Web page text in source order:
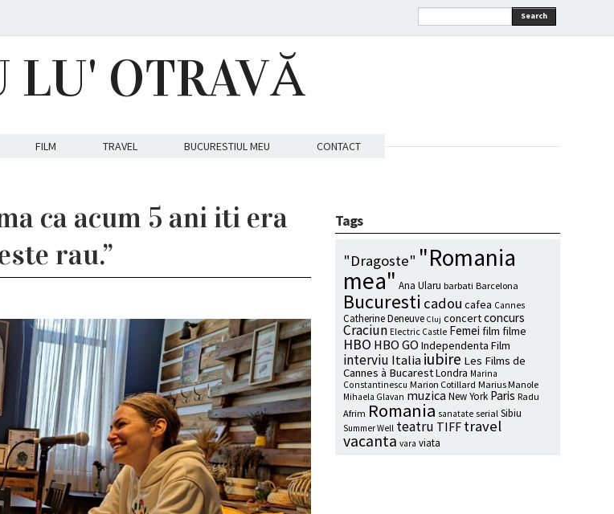
Search
LU' OTRAVĂ
FILM TRAVEL BUCURESTIUL MEU CONTACT
ca acum 5 ani iti era
rau.”
Tags
"Dragoste" "Romania
mea" Ana Ularu barbati Barcelona
Bucuresti cadou cafea Cannes
Catherine Deneuve Cluj concertconcurs
Craciun Electric Castle Femei film filme
HBO HBO GO Independenta Film
interviu Italiaiubire Les Films de
Cannes à BucarestLondra Marina
Constantinescu Marion Cotillard Marius Manole
Mihaela Glavan muzica New York Paris Radu
Afrim Romania sanatate serial Sibiu
Summer Well teatru TIFF travel
vacanta vara viata